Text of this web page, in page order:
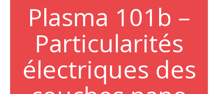
Plasma 101b –
Particularités
électriques des